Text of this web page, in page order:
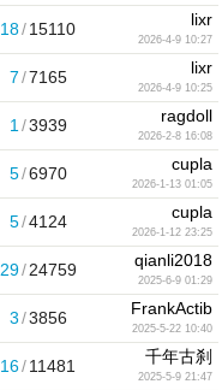
18/15110 lixr
2026-4-9 10:27
7/7165 lixr
2026-4-9 10:25
1 /3939 ragdoll
2026-2-8 16:08
5/6970 cupla
2026-1-13 01:05
5/4124 cupla
2026-1-12 23:25
29/ 24759 qianli2018
2025-6-9 01:29
3/3856 FrankActib
2025-5-22 10:40
16/11481 千年古刹
2025-5-9 21:47